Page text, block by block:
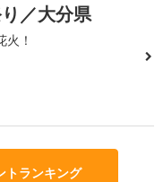
／大分県
！
トランキング